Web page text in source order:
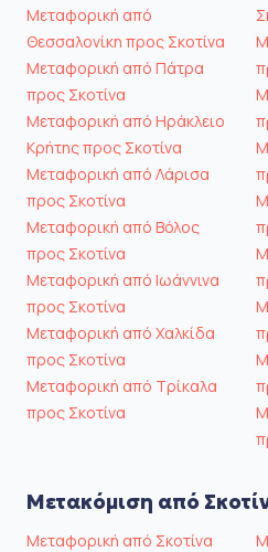
Μεταφορική από
Θεσσαλονίκη προς Σκοτίνα
Μεταφορική από Πάτρα
προς Σκοτίνα
Μεταφορική από Ηράκλειο
Κρήτης προς Σκοτίνα
Μεταφορική από Λάρισα
προς Σκοτίνα
Μεταφορική από Βόλος
προς Σκοτίνα
Μεταφορική από Ιωάννινα
προς Σκοτίνα
Μεταφορική από Χαλκίδα
προς Σκοτίνα
Μεταφορική από Τρίκαλα
προς Σκοτίνα
Μετακόμιση από
Μεταφορική από Σκοτίνα